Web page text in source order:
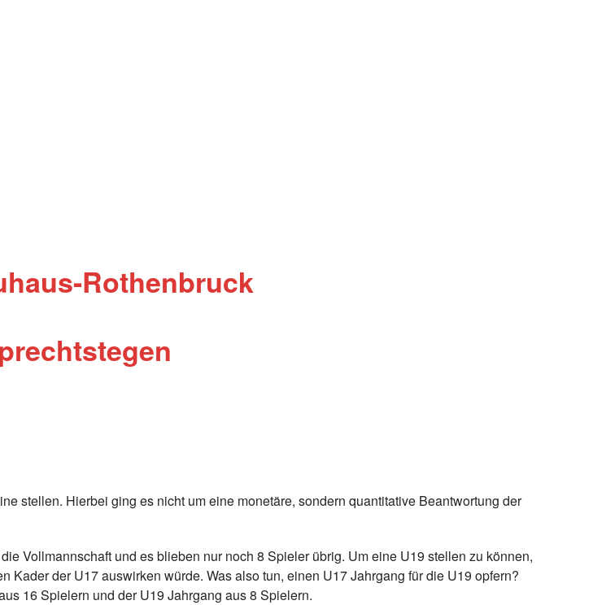
Rothenbruck
stellen. Hierbei ging es nicht um eine monetäre, sondern quantitative Beantwortung der
Vollmannschaft und es blieben nur noch 8 Spieler übrig. Um eine U19 stellen zu können,
der U17 auswirken würde. Was also tun, einen U17 Jahrgang für die U19 opfern?
16 Spielern und der U19 Jahrgang aus 8 Spielern.